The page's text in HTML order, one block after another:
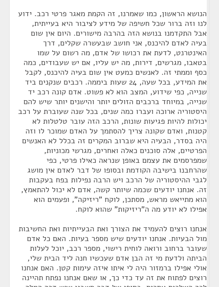
הנושא הראשון, כמו שאמרנו, זה הקמת מאגר פרטי רכב. ידוע
לנו וזה ברור שכל חשיפה של מידע לציבור היא בעייתית,
אבל התקדמנו בנושא הזה בהרבה מישורים. היום אין שום
בעיה לאדם להיכנס, אני חושב שבעשרה שקלים, דרך
האינטרנט, לדעת את רכושו של אדם, מה רשום על שמו
בטאבו, מגרשים, דירות, מה יש עליו, אם יש שעבודים, כמה
כסף וממתי זה. לאנשים כמעט אין שום בעיה להיכנס, לקבל
את המידע, בכל שעה, 24 שעות ביממה. רכבים שנקנים ביד
שנייה, כפי שידוע, המצב הוא לא פשוט. אדם קונה רכב יד
שנייה, במיוחד ברכבים הזולים יותר והישנים יותר שיש להם
היסטוריה ארוכה ועברו כמה שנים, בכל שנה שעוברת על רכב
יכולות להיות פגיעות שונות, הרכב הזה עובר טלטלות לא
קטנות, ואדם שקונה צריך להסתמך על האדם שמוכר לו וזה
היה בסדר, הבעיה היא שברוב המקרים זה בכלל לא האנשים
הפרטיים, אלה סוכנים כאלה ואחרים, מגרשי מכוניות,
שמפרסמים את עצמם באופן שנראה כאילו פרטי, כפי
שהרחבנו בישיבה הקודמת ובסופו של דבר לאדם אין מושג
לגבי ההיסטוריה של הרכב ויש הרבה נפילות בפח בעקבות
זה. אנחנו יודעים שכמה שיותר קשה, אדם לא יכול להתאמץ,
הוא מתייאש מראש, מסתכן, לוקח "ריזיקה", ופעמים הוא
אפילו לא יודע מה ה"ריזיקות" שהוא לוקח.
אנחנו רוצים להעמיד את הצורך ואת הבעייתיות ואת החשיבות
מול הבעיות. אנחנו יודעים שיש מספר בעיות. האם כל אדם
שעובר ברחוב ורואה לוחית רישוי, מספר רכב, יוכל לעלות
הביתה ולדעת מי זה הבן אדם שעכשיו חנה ליד הבית שלי,
אולי אפילו ברמזור היה לי איתו איזה עימות קטן. האם אנחנו
רוצים לפתוח את זה עד כדי כך, או שאם אנחנו נפתח תהיינה